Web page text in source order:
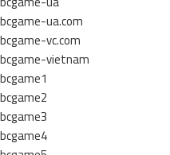
bcgame-ua.com
bcgame-vc.com
bcgame-vietnam
bcgame1
bcgame2
bcgame3
bcgame4